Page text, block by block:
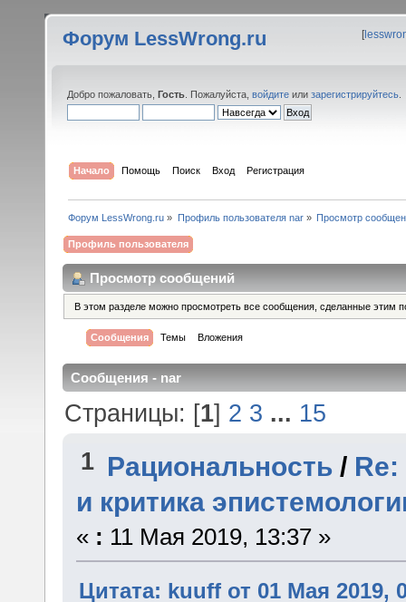
Форум LessWrong.ru [
Добро пожаловать, Гость . Пожалуйста, войдите или зарегистрируйтесь
Начало Помощь Поиск Вход Регистрация
Форум LessWrong.ru » Профиль пользователя nar» Просмотр
Профиль пользователя
Просмотр сообщений
В этом разделе можно просмотреть все сообщения, сделанные этим
Сообщения Темы Вложения
Сообщения - nar
Страницы: [1] 2 3 ... 15
1 Рациональность /
и критика
« : 11 Мая 2019, 13:37 »
Цитата: kuuff от 01 Мая 2019,